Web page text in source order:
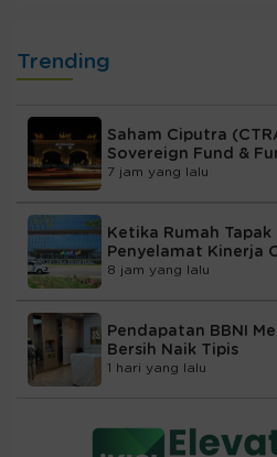
Trending
Saham Ciputra
Sovereign Fund &
7 jam yang lalu
Ketika Rumah
Penyelamat Kinerja
8 jam yang lalu
Pendapatan BBNI
Bersih Naik Tipis
1 hari yang lalu